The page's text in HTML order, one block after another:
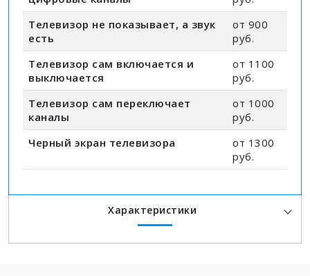
Телевизор не показывает, а звук
есть
от 900
руб.
Телевизор сам включается и
выключается
от 1100
руб.
Телевизор сам переключает
каналы
от 1000
руб.
Черный экран телевизора
от 1300
руб.
Характеристики